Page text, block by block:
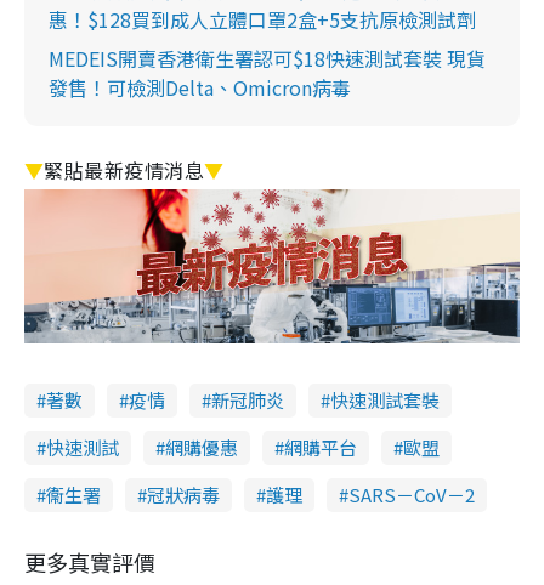
惠！$128買到成人立體口罩2盒+5支抗原檢測試劑
MEDEIS開賣香港衛生署認可$18快速測試套裝 現貨
發售！可檢測Delta、Omicron病毒
▼緊貼最新疫情消息▼
著數 疫情 新冠肺炎
快速測試套裝
快速測試
網購優惠 網購平台
歐盟
衞生署
冠狀病毒 護理 SARS－CoV－2
更多真實評價